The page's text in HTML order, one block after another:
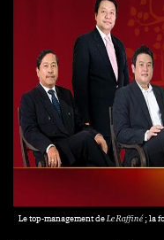
Le top-management deLe Raffiné; la